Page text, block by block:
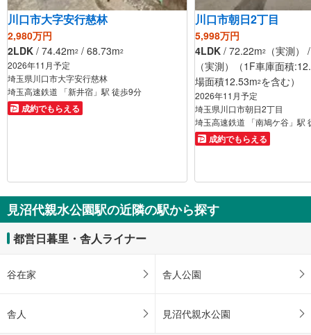
川口市大字安行慈林
2,980万円
2LDK / 74.42m2 / 68.73m2
2026年11月予定
埼玉県川口市大字安行慈林
埼玉高速鉄道 「新井宿」駅 徒歩9分
成約でもらえる
川口市朝日2丁目
5,998万円
4LDK / 72.22m2
（実測
（実測）（1F車庫面積
場面積12.53m2を含む）
2026年11月予定
埼玉県川口市朝日2丁目
埼玉高速鉄道 「南鳩ケ谷」駅
成約でもらえる
見沼代親水公園駅の近隣の駅から探す
都営日暮里・舎人ライナー
谷在家 舎人公園
舎人 見沼代親水公園